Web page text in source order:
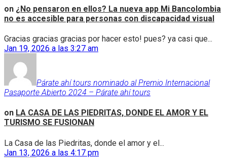
on ¿No pensaron en ellos? La nueva app Mi Bancolombia
no es accesible para personas con discapacidad visual
Gracias gracias gracias por hacer esto! pues? ya casi que...
Jan 19, 2026 a las 3:27 am
Párate ahí tours nominado al Premio Internacional
Pasaporte Abierto 2024 – Párate ahí tours
on LA CASA DE LAS PIEDRITAS, DONDE EL AMOR Y EL
TURISMO SE FUSIONAN
La Casa de las Piedritas, donde el amor y el...
Jan 13, 2026 a las 4:17 pm